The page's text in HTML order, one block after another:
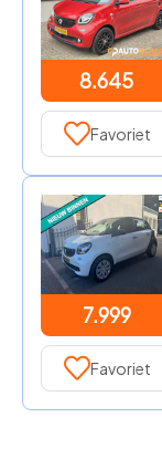
8.645
Favoriet
7.999
Favoriet